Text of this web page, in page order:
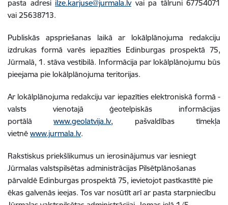
pasta adresi ilze.karjuse@jurmala.lvvai pa tālruni 67754071
vai 25638713.
Publiskās apspriešanas laikā ar lokālplānojuma redakciju
izdrukas formā varēs iepazīties Edinburgas prospektā 75,
Jūrmalā, 1. stāva vestibilā. Informācija par lokālplānojumu būs
pieejama pie lokālplānojuma teritorijas.
Ar lokālplānojuma redakciju var iepazīties elektroniskā formā -
valsts vienotajā ģeotelpiskās informācijas
portālāwww.geolatvija.lv, pašvaldības tīmekļa
vietnē www.jurmala.lv.
Rakstiskus priekšlikumus un ierosinājumus var iesniegt
Jūrmalas valstspilsētas administrācijas Pilsētplānošanas
pārvaldē Edinburgas prospektā 75, ievietojot pastkastītē pie
ēkas galvenās ieejas. Tos var nosūtīt arī ar pasta starpniecību